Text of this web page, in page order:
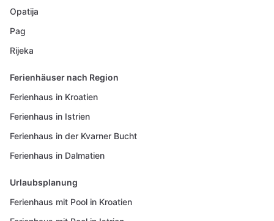
Opatija
Pag
Rijeka
Ferienhäuser nach Region
Ferienhaus in Kroatien
Ferienhaus in Istrien
Ferienhaus in der Kvarner Bucht
Ferienhaus in Dalmatien
Urlaubsplanung
Ferienhaus mit Pool in Kroatien